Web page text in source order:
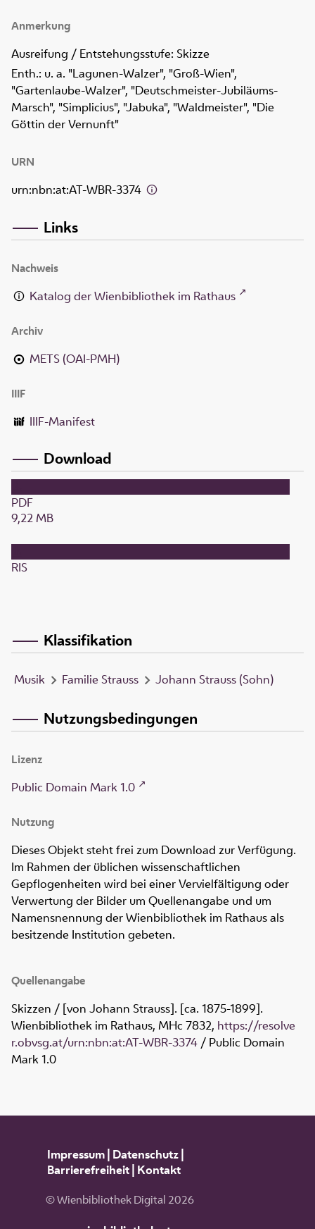
Anmerkung
Ausreifung / Entstehungsstufe: Skizze
Enth.: u. a. "Lagunen-Walzer", "Groß-Wien",
"Gartenlaube-Walzer", "Deutschmeister-Jubiläums-
Marsch", "Simplicius", "Jabuka", "Waldmeister", "Die
Göttin der Vernunft"
URN
urn:nbn:at:AT-WBR-3374
Links
Nachweis
Katalog der Wienbibliothek im Rathaus
Archiv
METS (OAI-PMH)
IIIF
IIIF-Manifest
Download
PDF
9,22 MB
RIS
Klassifikation
Musik Familie Strauss Johann Strauss (Sohn)
Nutzungsbedingungen
Lizenz
Public Domain Mark 1.0
Nutzung
Dieses Objekt steht frei zum Download zur Verfügung.
Im Rahmen der üblichen wissenschaftlichen
Gepflogenheiten wird bei einer Vervielfältigung oder
Verwertung der Bilder um Quellenangabe und um
Namensnennung der Wienbibliothek im Rathaus als
besitzende Institution gebeten.
Quellenangabe
Skizzen / [von Johann Strauss]. [ca. 1875-1899].
Wienbibliothek im Rathaus, MHc 7832, https://resolve
r.obvsg.at/urn:nbn:at:AT-WBR-3374 / Public Domain
Mark 1.0
Impressum| Datenschutz|
Barrierefreiheit| Kontakt
© Wienbibliothek Digital 2026